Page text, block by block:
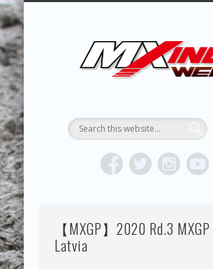
HOME
TOPICS
ABOUT MX
RESULTS
REPORT
MXING & MXING＋PLUS
HYPER MXING
CONTACT
【MXGP】2020 Rd.3
Latvia